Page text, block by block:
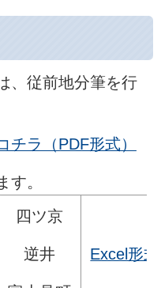
、従前地分筆を行
チラ（PDF形式）
。
四ツ京
逆井 Excel形式